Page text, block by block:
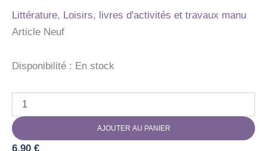
Littérature, Loisirs, livres d'activités et travaux manu
Article Neuf
Disponibilité : En stock
LIVRE
JEUX
1000
AJOUTER AU PANIER
6,90 €